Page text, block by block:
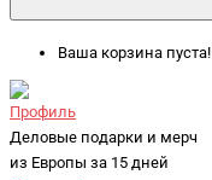
Ваша корзина пуста!
Профиль
Деловые подарки и мерч
из Европы за 15 дней